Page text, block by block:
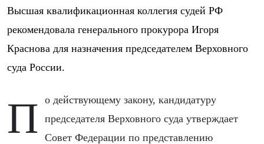
Высшая квалификационная коллегия судей РФ
рекомендовала генерального прокурора Игоря
Краснова для назначения председателем Верховного
суда России.
По действующему закону, кандидатуру
председателя Верховного суда утверждает
Совет Федерации по представлению